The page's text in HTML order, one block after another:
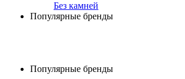
Без камней
Популярные бренды
Популярные бренды